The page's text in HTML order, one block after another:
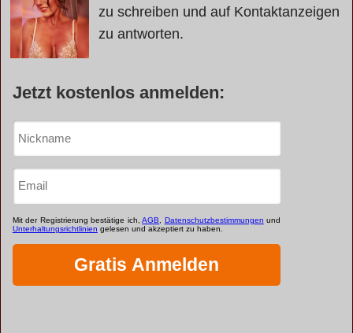
zu schreiben und auf Kontaktanzeigen
zu antworten.
Jetzt kostenlos anmelden: